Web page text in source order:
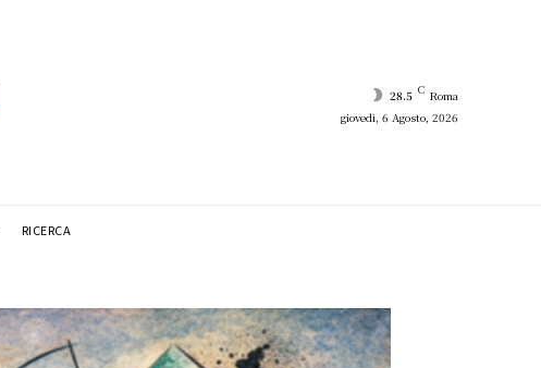
28.5 C Roma
giovedì, 6 Agosto, 2026
RICERCA